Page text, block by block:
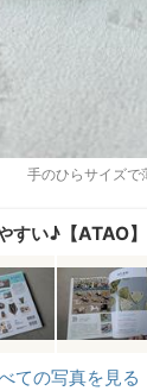
手のひらサイズで
すい♪【ATAO
ての写真を見る